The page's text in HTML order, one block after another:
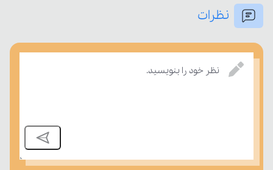
نظرات
نظر خود را بنویسید.